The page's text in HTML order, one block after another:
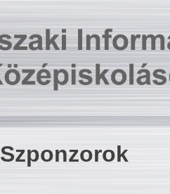
Szponzorok